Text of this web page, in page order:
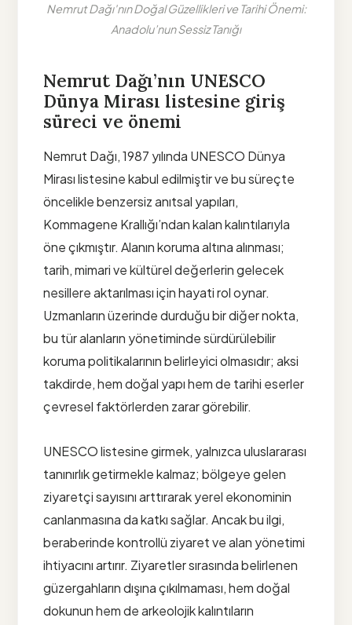
Nemrut Dağı'nın Doğal Güzellikleri ve Tarihi Önemi:
Anadolu’nun Sessiz Tanığı
Nemrut Dağı’nın UNESCO
Dünya Mirası listesine giriş
süreci ve önemi
Nemrut Dağı, 1987 yılında UNESCO Dünya
Mirası listesine kabul edilmiştir ve bu süreçte
öncelikle benzersiz anıtsal yapıları,
Kommagene Krallığı’ndan kalan kalıntılarıyla
öne çıkmıştır. Alanın koruma altına alınması;
tarih, mimari ve kültürel değerlerin gelecek
nesillere aktarılması için hayati rol oynar.
Uzmanların üzerinde durduğu bir diğer nokta,
bu tür alanların yönetiminde sürdürülebilir
koruma politikalarının belirleyici olmasıdır; aksi
takdirde, hem doğal yapı hem de tarihi eserler
çevresel faktörlerden zarar görebilir.
UNESCO listesine girmek, yalnızca uluslararası
tanınırlık getirmekle kalmaz; bölgeye gelen
ziyaretçi sayısını arttırarak yerel ekonominin
canlanmasına da katkı sağlar. Ancak bu ilgi,
beraberinde kontrollü ziyaret ve alan yönetimi
ihtiyacını artırır. Ziyaretler sırasında belirlenen
güzergahların dışına çıkılmaması, hem doğal
dokunun hem de arkeolojik kalıntıların